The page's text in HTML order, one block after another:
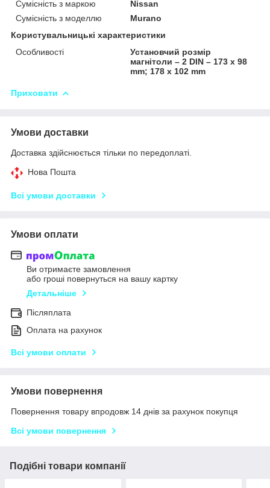
Сумісність з маркою
Nissan
Сумісність з моделлю
Murano
Користувальницькі характеристики
Особливості
Установчий розмір
магнітоли – 2 DIN – 173 x 98
mm; 178 x 102 mm
Приховати
Умови доставки
Доставка здійснюється тільки по передоплаті.
Нова Пошта
Всі умови доставки
Умови оплати
Ви отримаєте замовлення
або гроші повернуться на вашу картку
Детальніше
Післяплата
Оплата на рахунок
Всі умови оплати
Умови повернення
Повернення товару впродовж 14 днів за рахунок покупця
Всі умови повернення
Подібні товари компанії